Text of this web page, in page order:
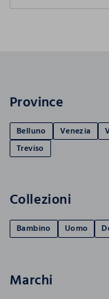
Province
Belluno Venezia
Treviso
Collezioni
Bambino Uomo
Marchi